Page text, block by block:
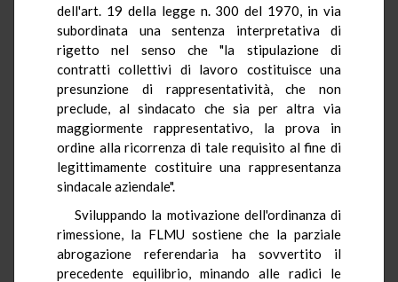
dell'art. 19 della legge n. 300 del 1970, in via
subordinata una sentenza interpretativa di
rigetto nel senso che "la stipulazione di
contratti collettivi di lavoro costituisce una
presunzione di rappresentatività, che non
preclude, al sindacato che sia per altra via
maggiormente rappresentativo, la prova in
ordine alla ricorrenza di tale requisito al fine di
legittimamente costituire una rappresentanza
sindacale aziendale".
Sviluppando la motivazione dell'ordinanza di
rimessione, la FLMU sostiene che la parziale
abrogazione referendaria ha sovvertito il
precedente equilibrio, minando alle radici le